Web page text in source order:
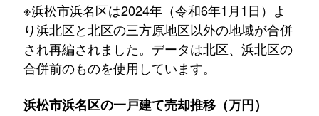
※浜松市浜名区は2024年（令和6年1月1日）よ
り浜北区と北区の三方原地区以外の地域が合併
され再編されました。データは北区、浜北区の
合併前のものを使用しています。
浜松市浜名区の一戸建て売却推移（万円）